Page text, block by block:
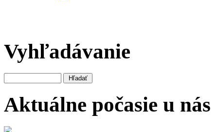
Vyhľadávanie
Aktuálne počasie u nás